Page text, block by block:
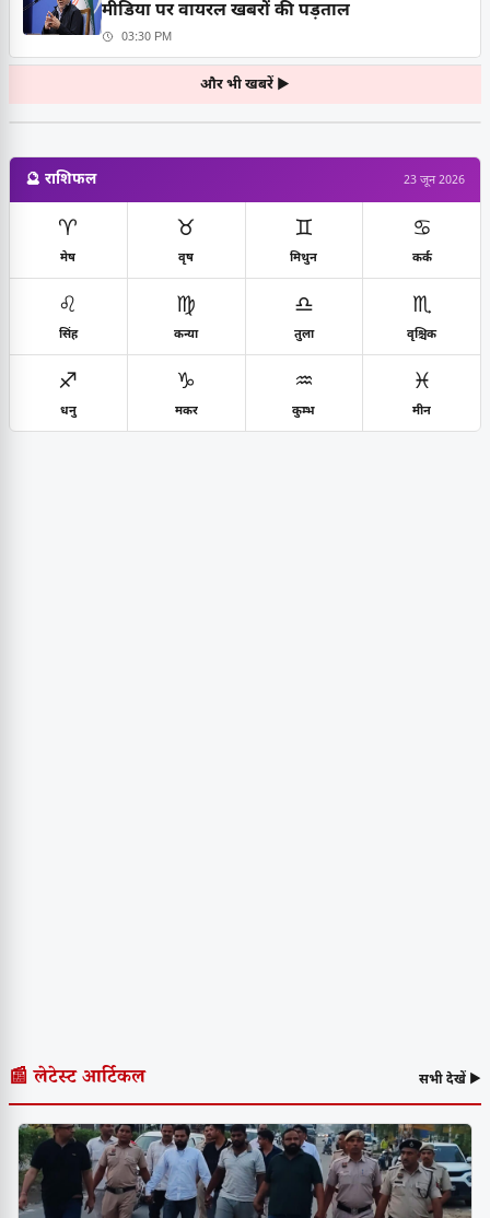
मीडिया पर वायरल खबरों की पड़ताल
03:30 PM
और भी खबरें ▶
🔮 राशिफल 23 जून 2026
♈
मेष
♉
वृष
♊
मिथुन
♋
कर्क
♌
सिंह
♍
कन्या
♎
तुला
♏
वृश्चिक
♐
धनु
♑
मकर
♒
कुम्भ
♓
मीन
📰 लेटेस्ट आर्टिकल सभी देखें ▶